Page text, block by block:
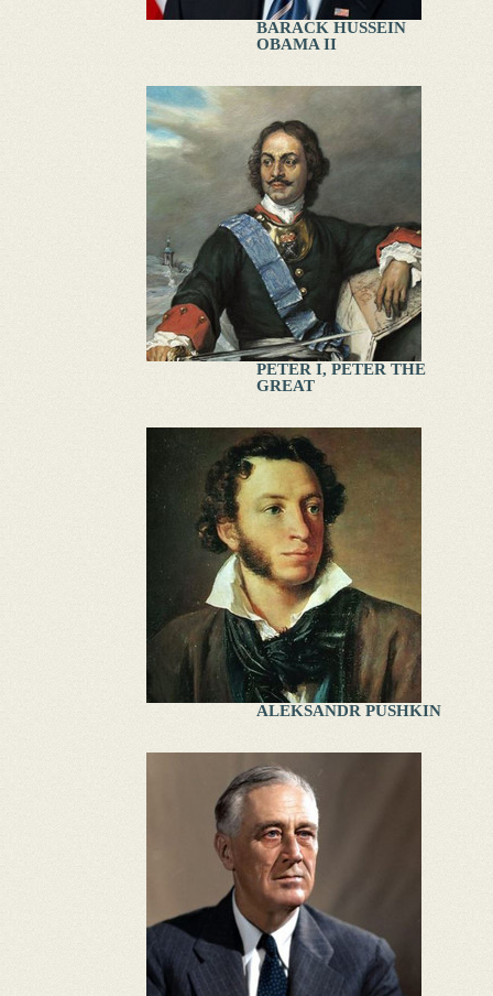
BARACK HUSSEIN
OBAMA II
PETER I, PETER THE
GREAT
ALEKSANDR PUSHKIN